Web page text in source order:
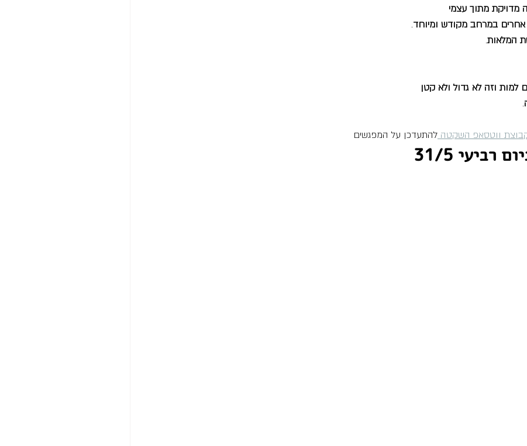
מדויקת מתוך עצמי
אחרים במרחב מקודש ומיוחד.
המלאות.
למות וזה לא גדול ולא קטן
.
ווטסאפ השקטה להתעדכן על המפגשים
31/5